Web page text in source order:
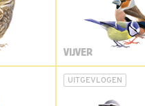
VIJVER
UITGEVLOGEN